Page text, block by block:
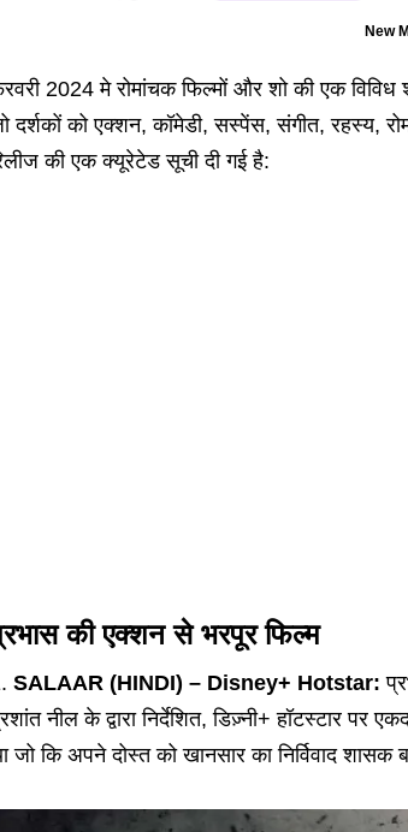
New
2024 मे रोमांचक फिल्मों और शो की एक विविध
दर्शकों को एक्शन, कॉमेडी, सस्पेंस, संगीत, रहस्य,
की एक क्यूरेटेड सूची दी गई है:
की एक्शन से भरपूर फिल्म
SALAAR (HINDI) – Disney+ Hotstar:
नील के द्वारा निर्देशित, डिज़्नी+ हॉटस्टार
जो कि अपने दोस्त को खानसार का निर्विवाद शासक